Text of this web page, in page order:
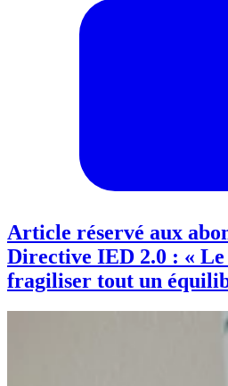
Article réservé aux
Directive IED 2.0 : « Le
fragiliser tout un